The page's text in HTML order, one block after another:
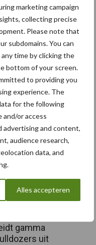
marketing campaign
collecting precise
Please note that
subdomains. You can
time by clicking the
bottom of your screen.
to providing you
experience. The
for the following
and/or access
advertising and content,
audience research,
data, and
Alles accepteren
over
van
kouters”
breidt uit
gamma
uit